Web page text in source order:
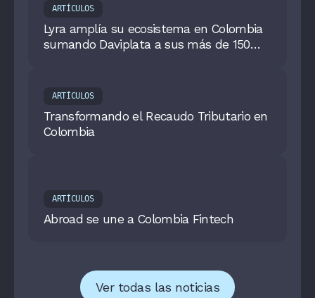
ARTÍCULOS
Lyra amplía su ecosistema en Colombia
sumando Daviplata a sus más de 150
ARTÍCULOS
Transformando el Recaudo Tributario en
Colombia
ARTÍCULOS
Abroad se une a Colombia Fintech
Ver todas las noticias